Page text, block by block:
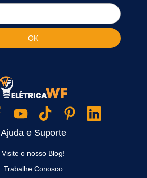
Ajuda e Suporte
Visite o nosso Blog!
Trabalhe Conosco